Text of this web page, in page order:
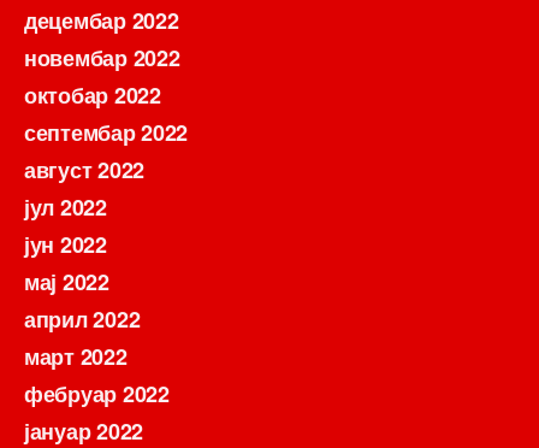
децембар 2022
новембар 2022
октобар 2022
септембар 2022
август 2022
јул 2022
јун 2022
мај 2022
април 2022
март 2022
фебруар 2022
јануар 2022